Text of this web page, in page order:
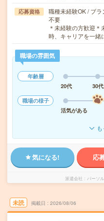
応募資格
職種未経験OK / ブ
不要
＊未経験の方歓迎
時、キャリアを一
職場の雰囲気
年齢層
20代
30代
職場の様子
活気がある
気になる! 応
派遣会社 パーソ
未読 掲載日 2026/08/06